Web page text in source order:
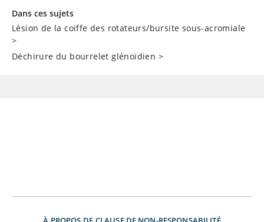
Dans ces sujets
Lésion de la coiffe des rotateurs/bursite sous-acromiale
>
Déchirure du bourrelet glénoïdien >